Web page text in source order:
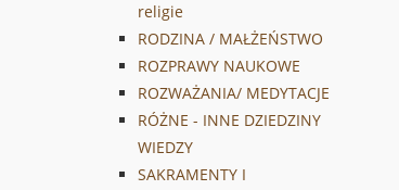
religie
RODZINA / MAŁŻEŃSTWO
ROZPRAWY NAUKOWE
ROZWAŻANIA/ MEDYTACJE
RÓŻNE - INNE DZIEDZINY
WIEDZY
SAKRAMENTY I